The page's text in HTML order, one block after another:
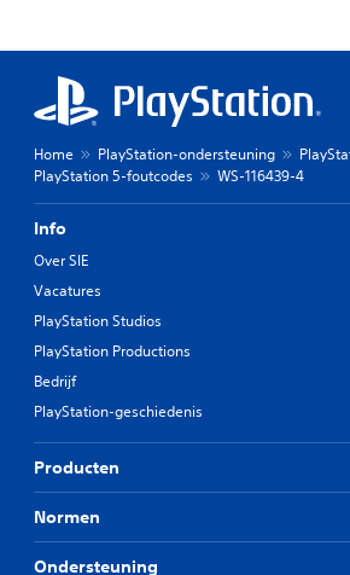
Home PlayStation-ondersteuning
PlayStation 5-foutcodes
WS-116439-4
Info
Over SIE
Vacatures
PlayStation Studios
PlayStation Productions
Bedrijf
PlayStation-geschiedenis
Producten
Normen
Ondersteuning